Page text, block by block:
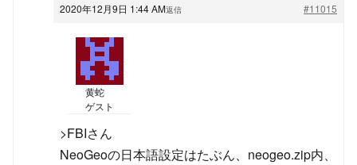
2020年12月9日 1:44 AM #11015
返信
黄蛇
ゲスト
>FBIさん
NeoGeoの日本語設定はたぶん、neogeo.zip内、